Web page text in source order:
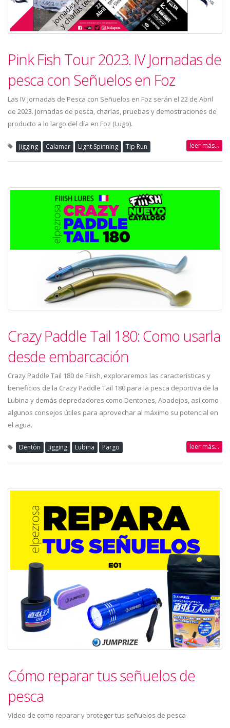
Pink Fish Tour 2023. IV Jornadas de
pesca con Señuelos en Foz
Las IV jornadas de Pesca con Señuelos en Foz serán el 22 de Abril
de 2023. Jornadas de pesca, charlas, pruebas y demostraciones de
producto a lo largo del día en Foz (Lugo).
Jigging Calamar Light Spinning Tip Run leer más...
Crazy Paddle Tail 180: Como usarla
desde embarcación
Crazy Paddle Tail 180 de Fiiish, exploraremos las características y
beneficios de la Crazy Paddle Tail 180 para la pesca deportiva de la
Lubina y demás depredadores como Dentones, Abadejos, así como
algunos consejos útiles para aprovechar al máximo su potencial en
el agua.
Dentòn Jigging Lubina Pargo leer más...
Cómo reparar tus señuelos de
pesca
Vídeo de como reparar y proteger tus señuelos de pesca